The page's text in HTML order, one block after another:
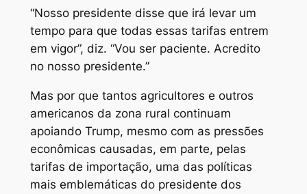
“Nosso presidente disse que irá levar um
tempo para que todas essas tarifas entrem
em vigor”, diz. “Vou ser paciente. Acredito
no nosso presidente.”
Mas por que tantos agricultores e outros
americanos da zona rural continuam
apoiando Trump, mesmo com as pressões
econômicas causadas, em parte, pelas
tarifas de importação, uma das políticas
mais emblemáticas do presidente dos